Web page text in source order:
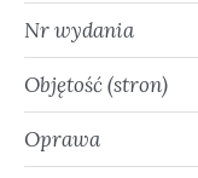
Nr wydania
Objętość (stron)
Oprawa